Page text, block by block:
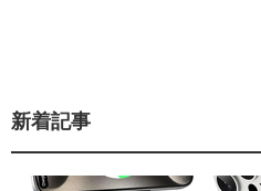
新着記事